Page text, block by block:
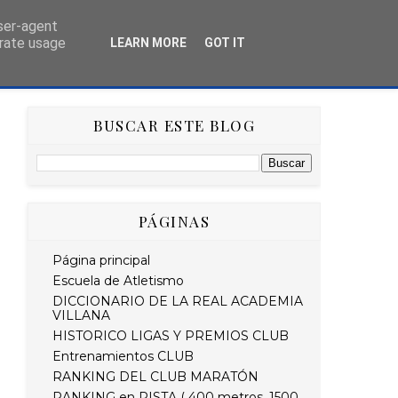
HISTÓRICO RETO STRAVA DEL MES
BUSCAR ESTE BLOG
PÁGINAS
Página principal
Escuela de Atletismo
DICCIONARIO DE LA REAL ACADEMIA
VILLANA
HISTORICO LIGAS Y PREMIOS CLUB
Entrenamientos CLUB
RANKING DEL CLUB MARATÓN
agent
usage
LEARN MORE GOT IT